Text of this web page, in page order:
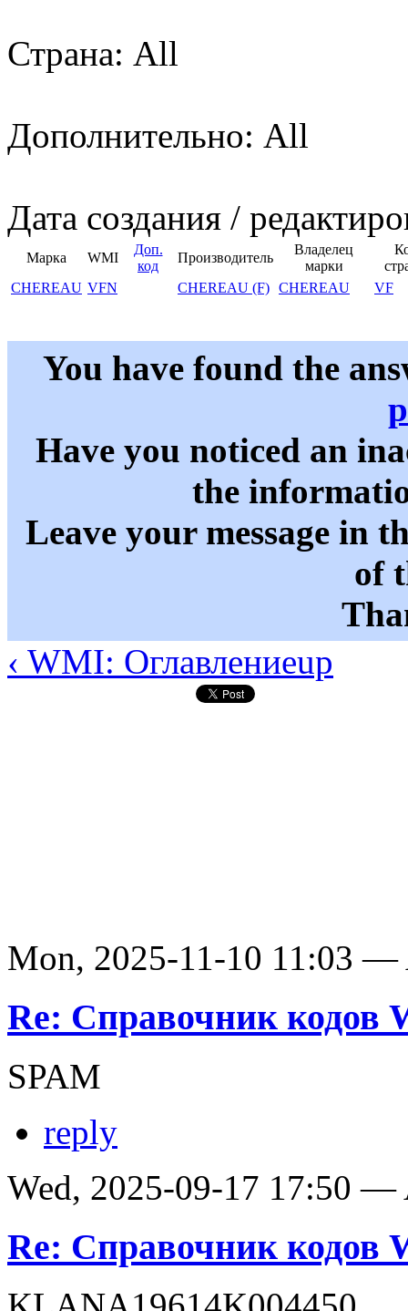
Страна: All
Дополнительно: All
Дата создания /
Марка WMI
Доп.
код
Производитель
Владелец
марки
CHEREAU VFN CHEREAU (F) CHEREAU VF
You have found the
Have you noticed an
the
Leave your message in
of
‹ WMI: Оглавлениеup
Mon, 2025-11-10 11:03 —
Re: Справочник кодов
SPAM
reply
Wed, 2025-09-17 17:50 —
Re: Справочник кодов